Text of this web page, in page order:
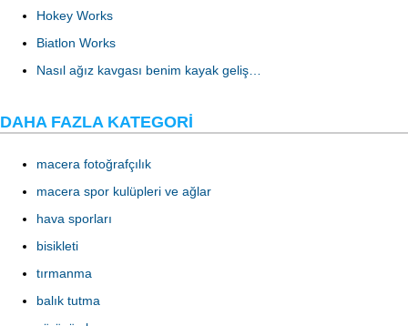
Hokey Works
Biatlon Works
Nasıl ağız kavgası benim kayak geliş…
DAHA FAZLA KATEGORI
macera fotoğrafçılık
macera spor kulüpleri ve ağlar
hava sporları
bisikleti
tırmanma
balık tutma